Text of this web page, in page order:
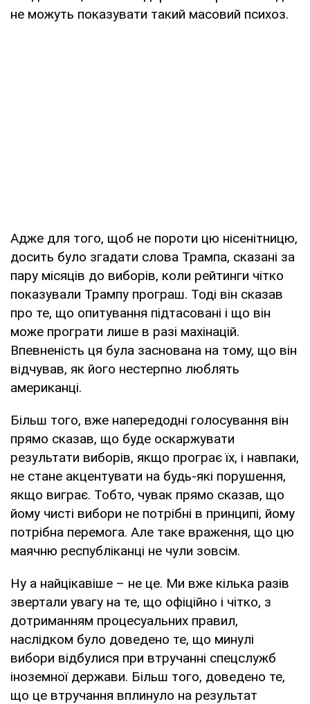
не можуть показувати такий масовий психоз.
Адже для того, щоб не пороти цю нісенітницю,
досить було згадати слова Трампа, сказані за
пару місяців до виборів, коли рейтинги чітко
показували Трампу програш. Тоді він сказав
про те, що опитування підтасовані і що він
може програти лише в разі махінацій.
Впевненість ця була заснована на тому, що він
відчував, як його нестерпно люблять
американці.
Більш того, вже напередодні голосування він
прямо сказав, що буде оскаржувати
результати виборів, якщо програє їх, і навпаки,
не стане акцентувати на будь-які порушення,
якщо виграє. Тобто, чувак прямо сказав, що
йому чисті вибори не потрібні в принципі, йому
потрібна перемога. Але таке враження, що цю
маячню республіканці не чули зовсім.
Ну а найцікавіше – не це. Ми вже кілька разів
звертали увагу на те, що офіційно і чітко, з
дотриманням процесуальних правил,
наслідком було доведено те, що минулі
вибори відбулися при втручанні спецслужб
іноземної держави. Більш того, доведено те,
що це втручання вплинуло на результат